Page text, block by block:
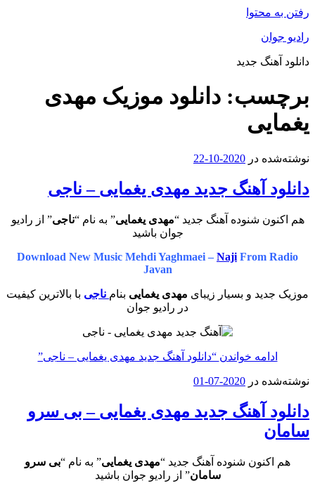
رفتن به محتوا
رادیو جوان
دانلود آهنگ جدید
برچسب: دانلود موزیک مهدی
یغمایی
نوشته‌شده در 2020-10-22
دانلود آهنگ جدید مهدی یغمایی – ناجی
هم اکنون شنوده آهنگ جدید “مهدی یغمایی” به نام “ناجی” از رادیو
جوان باشید
Download New Music Mehdi Yaghmaei – Naji From Radio
Javan
موزیک جدید و بسیار زیبای مهدی یغمایی بنام ناجی با بالاترین کیفیت
در رادیو جوان
ادامه خواندن “دانلود آهنگ جدید مهدی یغمایی – ناجی”
نوشته‌شده در 2020-07-01
دانلود آهنگ جدید مهدی یغمایی – بی سرو
سامان
هم اکنون شنوده آهنگ جدید “مهدی یغمایی” به نام “بی سرو
سامان” از رادیو جوان باشید